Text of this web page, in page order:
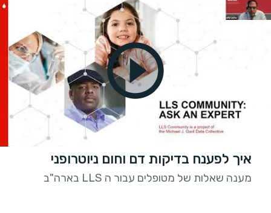
איך לפענח בדיקות דם וחום ניוטרופני
מענה שאלות של מטופלים עבור ה LLS בארה"ב